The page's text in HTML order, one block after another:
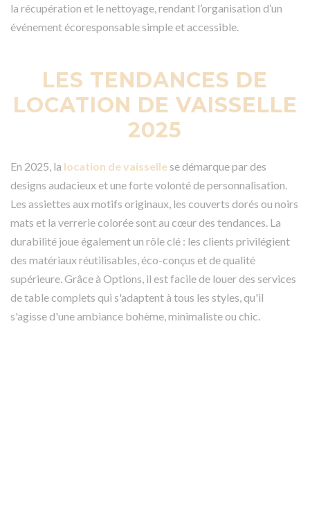
la récupération et le nettoyage, rendant l’organisation d’un
événement écoresponsable simple et accessible.
LES TENDANCES DE
LOCATION DE VAISSELLE
2025
En 2025, la location de vaissellese démarque par des
designs audacieux et une forte volonté de personnalisation.
Les assiettes aux motifs originaux, les couverts dorés ou noirs
mats et la verrerie colorée sont au cœur des tendances. La
durabilité joue également un rôle clé : les clients privilégient
des matériaux réutilisables, éco-conçus et de qualité
supérieure. Grâce à Options, il est facile de louer des services
de table complets qui s'adaptent à tous les styles, qu'il
s'agisse d'une ambiance bohème, minimaliste ou chic.